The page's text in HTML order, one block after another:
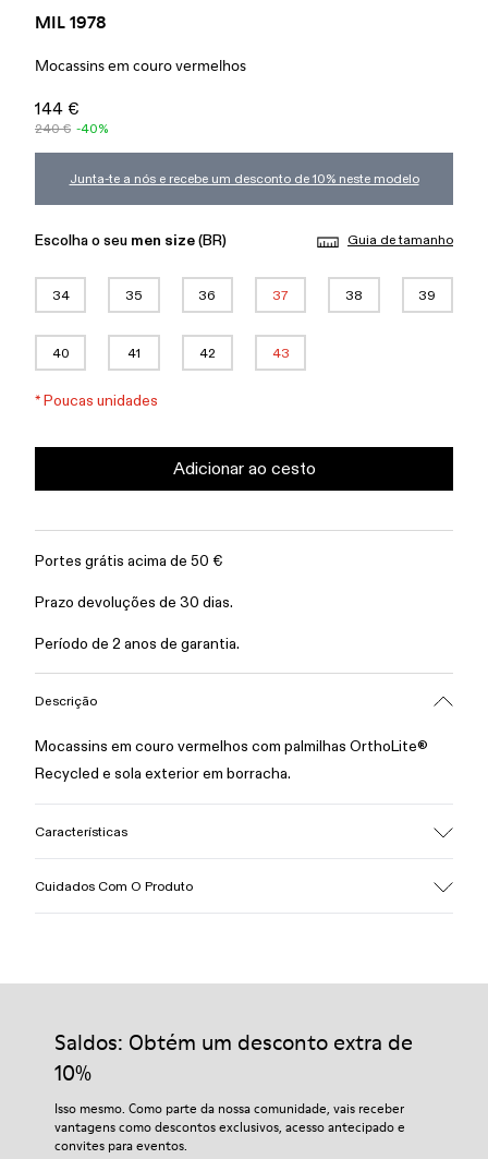
MIL 1978
Mocassins em couro vermelhos
144 €
240 € -40%
Junta-te a nós e recebe um desconto de 10% neste modelo
Escolha o seu men size(BR) Guia de tamanho
34 35 36 37 38 39
40 41 42 43
*Poucas unidades
Adicionar ao cesto
Portes grátis acima de 50 €
Prazo devoluções de 30 dias.
Período de 2 anos de garantia.
Descrição
Mocassins em couro vermelhos com palmilhas OrthoLite®
Recycled e sola exterior em borracha.
Características
Palmilha
– Palmilha OrthoLite® Recycled™
73% Pele Bovina, 27% Têxtil (45% Poliéster Reciclado, 35%
Algodão Reciclado, 20% Viscose)
Cuidados Com O Produto
Os nossos sapatos são fabricados com materiais
garantir que duram mais tempo.
Para instruções detalhadas sobre como cuidar do teu par,
visita o nossoGuia de Cuidados para Sapatos.
Saldos: Obtém um desconto extra de
10%
Isso mesmo. Como parte da nossa comunidade, vais receber
vantagens como descontos exclusivos, acesso antecipado e
convites para eventos.